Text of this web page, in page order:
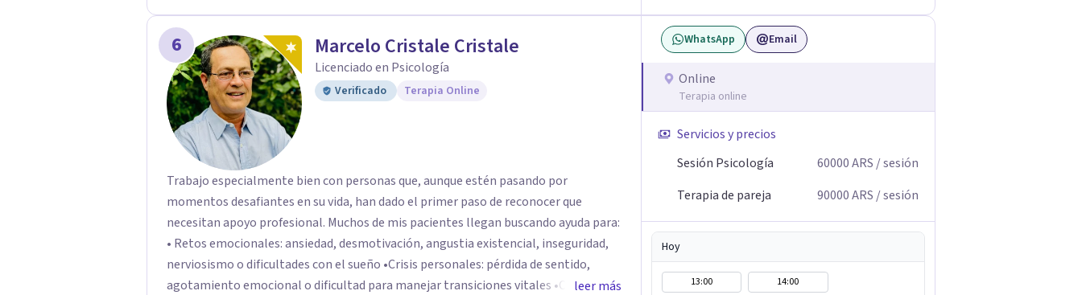
6 Marcelo Cristale Cristale
Licenciado en Psicología
Verificado Terapia Online
Trabajo especialmente bien con personas que, aunque estén pasando por
momentos desafiantes en su vida, han dado el primer paso de reconocer que
necesitan apoyo profesional. Muchos de mis pacientes llegan buscando ayuda para:
• Retos emocionales: ansiedad, desmotivación, angustia existencial, inseguridad,
nerviosismo o dificultades con el sueño •Crisis personales: pérdida de sentido,
agotamiento emocional o dificultad para manejar transiciones vitales •Conflictos
leer más
WhatsApp Email
Online
Terapia online
Servicios y precios
Sesión Psicología
60000ARS / sesión
Terapia de pareja
90000ARS / sesión
Hoy
13:00 14:00